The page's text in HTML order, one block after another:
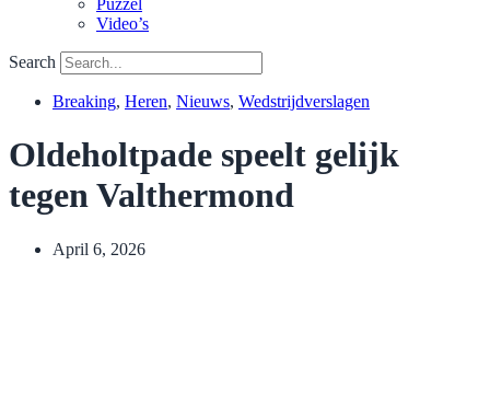
Puzzel
Video’s
Search
Breaking, Heren, Nieuws, Wedstrijdverslagen
Oldeholtpade speelt gelijk
tegen Valthermond
April 6, 2026